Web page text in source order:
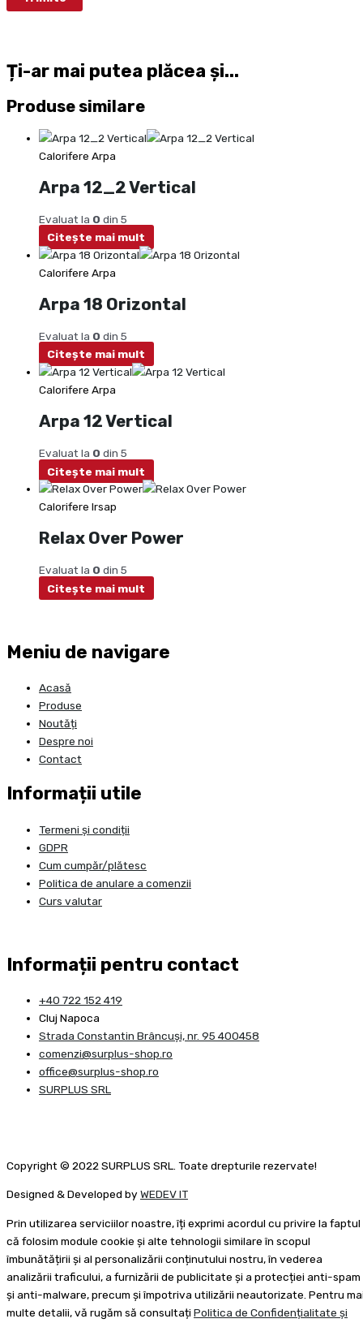
Ți-ar mai putea plăcea și...
Produse similare
Calorifere Arpa
Arpa 12_2 Vertical
Evaluat la 0 din 5
Citește mai mult
Calorifere Arpa
Arpa 18 Orizontal
Evaluat la 0 din 5
Citește mai mult
Calorifere Arpa
Arpa 12 Vertical
Evaluat la 0 din 5
Citește mai mult
Calorifere Irsap
Relax Over Power
Evaluat la 0 din 5
Citește mai mult
Meniu de navigare
Acasă
Produse
Noutăți
Despre noi
Contact
Informații utile
Termeni și condiții
GDPR
Cum cumpăr/plătesc
Politica de anulare a comenzii
Curs valutar
Informații pentru contact
+40 722 152 419
Cluj Napoca
Strada Constantin Brâncuşi, nr. 95 400458
comenzi@surplus-shop.ro
office@surplus-shop.ro
SURPLUS SRL
Copyright © 2022 SURPLUS SRL. Toate drepturile rezervate!
Designed & Developed by WEDEV IT
Prin utilizarea serviciilor noastre, îți exprimi acordul cu privire la faptul
că folosim module cookie și alte tehnologii similare în scopul
îmbunătățirii și al personalizării conținutului nostru, în vederea
analizării traficului, a furnizării de publicitate și a protecției anti-spam
și anti-malware, precum și împotriva utilizării neautorizate. Pentru
multe detalii, vă rugăm să consultați Politica de Confidențialitate și